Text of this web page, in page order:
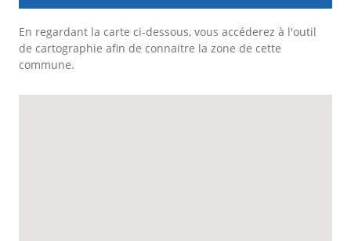
En regardant la carte ci-dessous, vous accéderez à l'outil
de cartographie afin de connaitre la zone de cette
commune.